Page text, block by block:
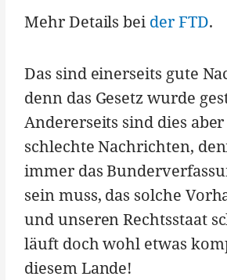
Mehr Details beider FTD.
Das sind einerseits gute
denn das Gesetz wurde
Andererseits sind dies
schlechte Nachrichten,
immer das
sein muss, das solche
und unseren Rechtsstaat
läuft doch wohl etwas
diesem Lande!